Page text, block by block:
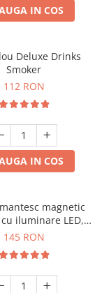
IN COS
Deluxe Drinks
Smoker
112 RON
IN COS
magnetic
iluminare LED,
Forma C
145 RON